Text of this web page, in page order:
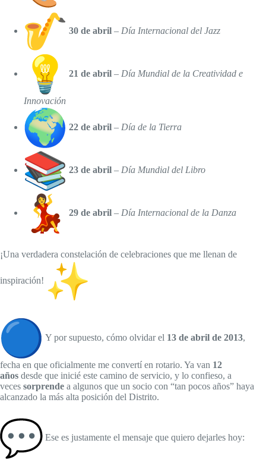
30 de abril – Día Internacional del Jazz
21 de abril – Día Mundial de la Creatividad e
Innovación
22 de abril – Día de la Tierra
23 de abril – Día Mundial del Libro
29 de abril – Día Internacional de la Danza
¡Una verdadera constelación de celebraciones que me llenan de
inspiración!
Y por supuesto, cómo olvidar el 13 de abril de 2013,
fecha en que oficialmente me convertí en rotario. Ya van 12
años desde que inicié este camino de servicio, y lo confieso, a
veces sorprende a algunos que un socio con “tan pocos años” haya
alcanzado la más alta posición del Distrito.
Ese es justamente el mensaje que quiero dejarles hoy: